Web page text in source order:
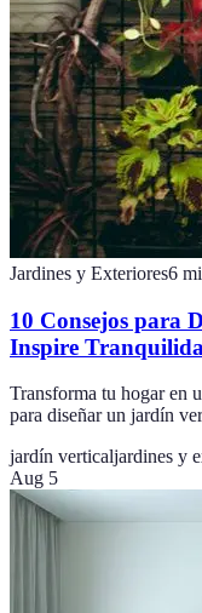
Jardines y Exteriores6
10 Consejos para
Inspire
Transforma tu hogar en
para diseñar un jardín
jardín verticaljardines y
Aug 5